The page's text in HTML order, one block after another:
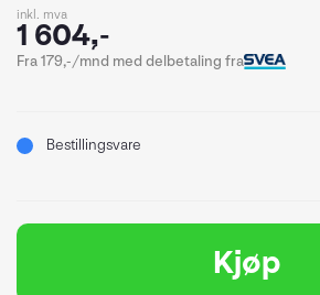
inkl. mva
1 604,-
Fra 179,-/mnd med delbetaling fra
Bestillingsvare
Kjøp